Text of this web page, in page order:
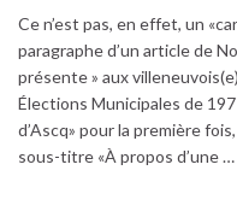
Ce n’est pas, en effet, un
paragraphe d’un article de
présente » aux
Élections Municipales de
d’Ascq» pour la première
sous-titre «À propos d’une …